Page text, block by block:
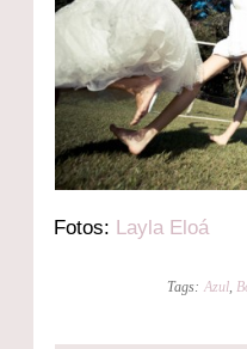
Fotos: Layla Eloá
Tags: Azul,